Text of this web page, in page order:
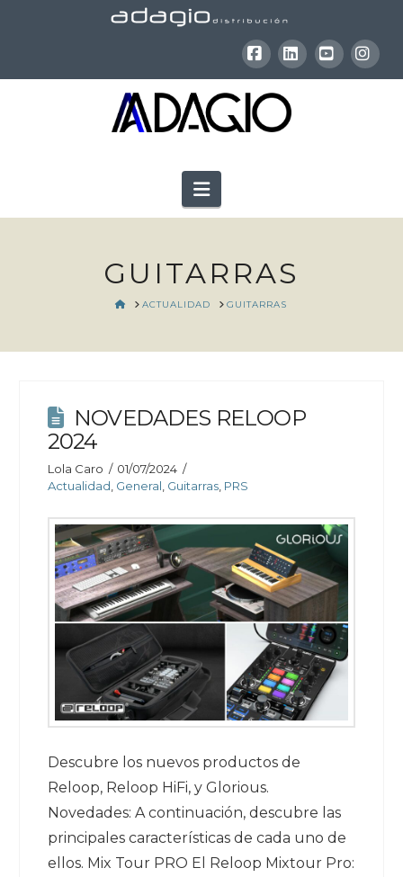
Facebook
LinkedInYouTube
Navigation
GUITARRAS
HOME
ACTUALIDAD GUITARRAS
NOVEDADES RELOOP
2024
Lola Caro
01/07/2024
Actualidad General Guitarras, PRS
Descubre los nuevos productos de
Reloop, Reloop HiFi, y Glorious.
Novedades: A continuación, descubre las
principales características de cada uno de
ellos. Mix Tour PRO El Reloop Mixtour Pro: